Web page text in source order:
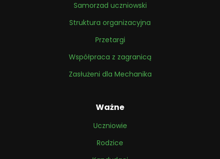
Samorzad uczniowski
Struktura organizacyjna
Przetargi
Współpraca z zagranicą
Zasłużeni dla Mechanika
Ważne
Uczniowie
Rodzice